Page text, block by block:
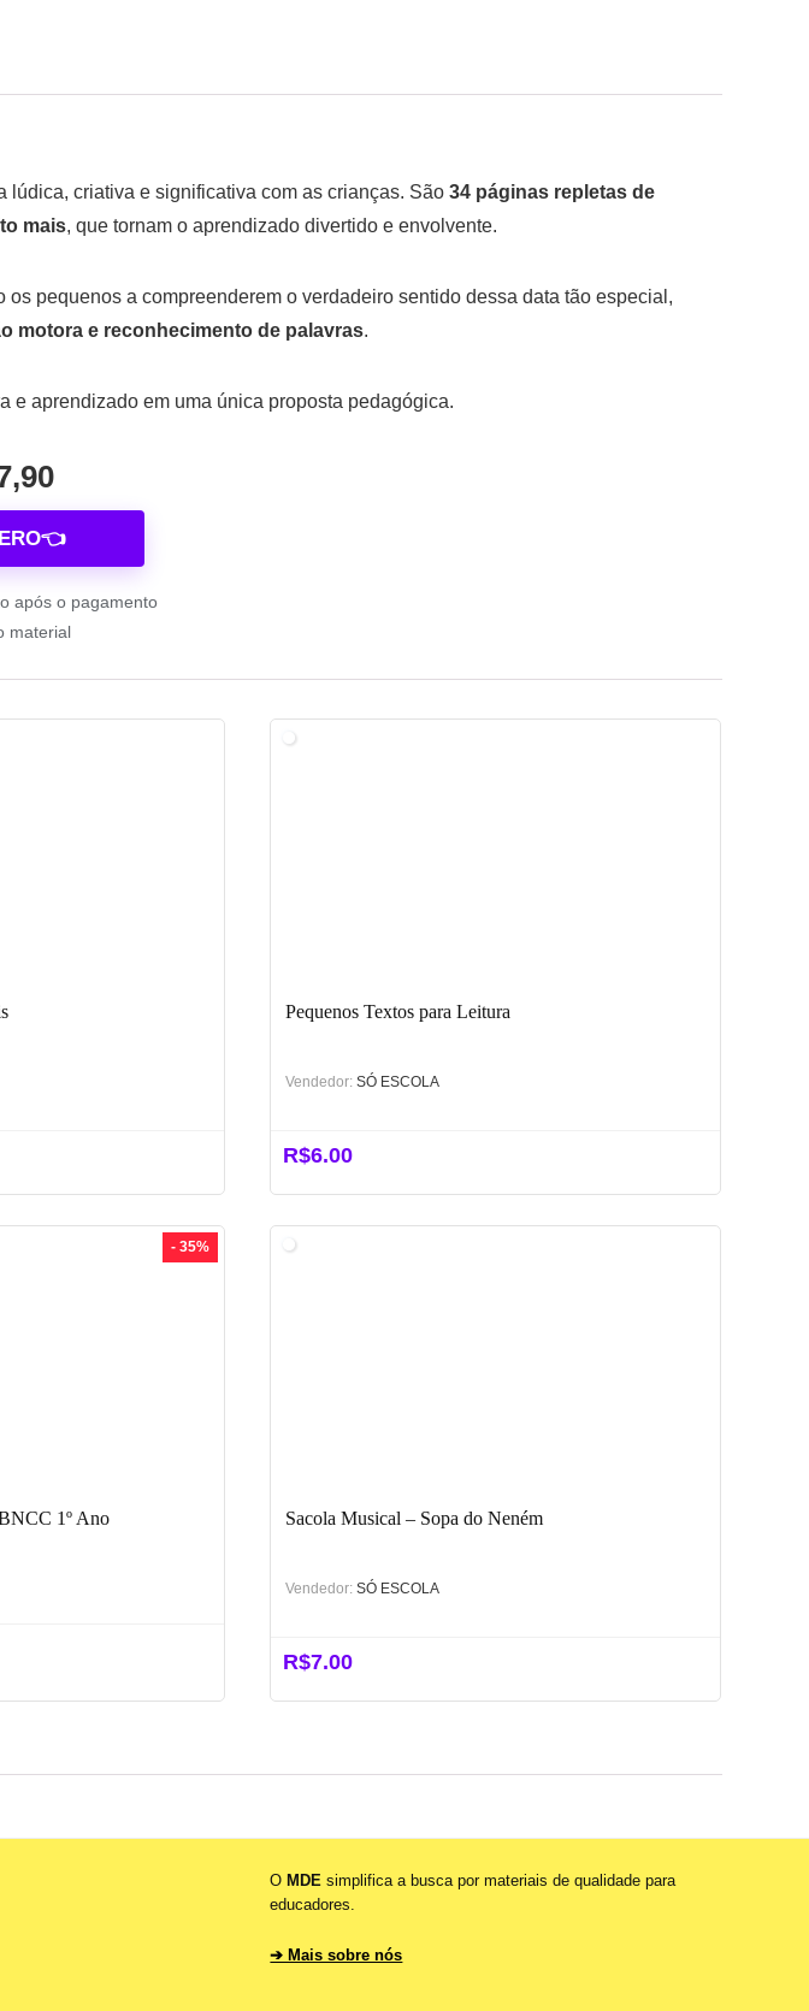
lúdica, criativa e significativa com as crianças. São 34 páginas repletas de
mais, que tornam o aprendizado divertido e envolvente.
os pequenos a compreenderem o verdadeiro sentido dessa data tão especial,
motora e reconhecimento de palavras.
e aprendizado em uma única proposta pedagógica.
após o pagamento
material
Pequenos Textos para Leitura
Vendedor: SÓ ESCOLA
R$6.00
- 35%
1º Ano Sacola Musical – Sopa do Neném
Vendedor: SÓ ESCOLA
R$7.00
O MDE simplifica a busca por materiais de qualidade para
educadores.
➔ Mais sobre nós